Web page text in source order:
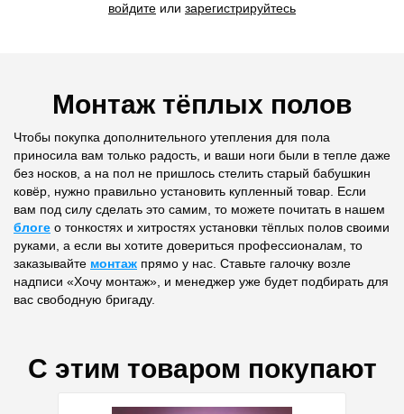
войдите или зарегистрируйтесь
Монтаж тёплых полов
Чтобы покупка дополнительного утепления для пола
приносила вам только радость, и ваши ноги были в тепле даже
без носков, а на пол не пришлось стелить старый бабушкин
ковёр, нужно правильно установить купленный товар. Если
вам под силу сделать это самим, то можете почитать в нашем
блоге о тонкостях и хитростях установки тёплых полов своими
руками, а если вы хотите довериться профессионалам, то
заказывайте монтаж прямо у нас. Ставьте галочку возле
надписи «Хочу монтаж», и менеджер уже будет подбирать для
вас свободную бригаду.
С этим товаром покупают